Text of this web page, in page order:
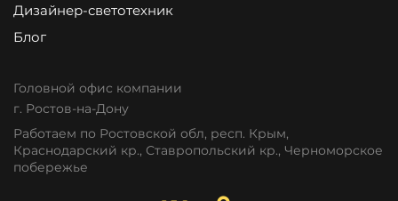
Дизайнер-светотехник
Блог
Головной офис компании
г. Ростов-на-Дону
Работаем по Ростовской обл, респ. Крым,
Краснодарский кр., Ставропольский кр., Черноморское
побережье